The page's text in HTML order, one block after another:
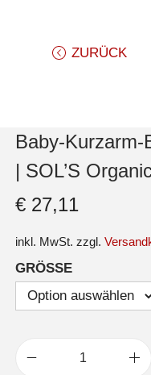
ZURÜCK
Baby-Kurzarm-
| SOL’S
€27,11
inkl. MwSt. zzgl.
GRÖSSE